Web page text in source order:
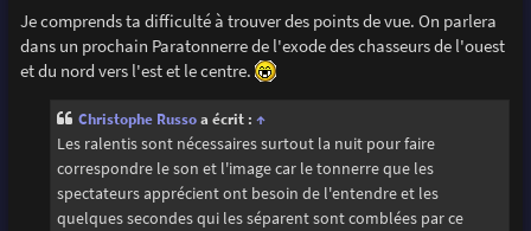
Je comprends ta difficulté à trouver des points de vue. On parlera
dans un prochain Paratonnerre de l'exode des chasseurs de l'ouest
et du nord vers l'est et le centre.
Christophe Russoa écrit : ↑
Les ralentis sont nécessaires surtout la nuit pour faire
correspondre le son et l'image car le tonnerre que les
spectateurs apprécient ont besoin de l'entendre et les
quelques secondes qui les séparent sont comblées par ce